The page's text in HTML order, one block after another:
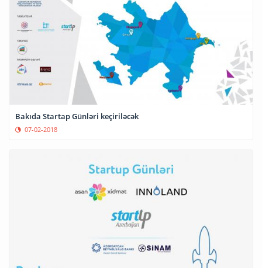
Bakıda Startap Günləri keçiriləcək
07-02-2018